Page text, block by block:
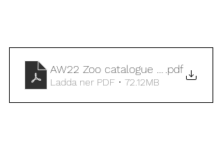
AW22 Zoo catalogue - final
.pdf
Ladda ner PDF • 72.12MB